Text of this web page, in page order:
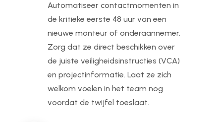
Automatiseer contactmomenten in
de kritieke eerste 48 uur van een
nieuwe monteur of onderaannemer.
Zorg dat ze direct beschikken over
de juiste veiligheidsinstructies (VCA)
en projectinformatie. Laat ze zich
welkom voelen in het team nog
voordat de twijfel toeslaat.